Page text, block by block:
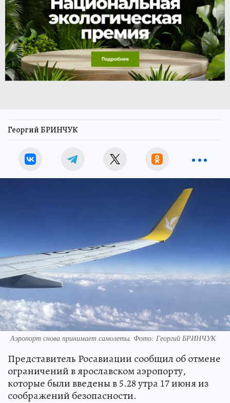
Георгий БРИНЧУК
Аэропорт снова принимает самолеты. Фото: Георгий БРИНЧУК
Представитель Росавиации сообщил об отмене
ограничений в ярославском аэропорту,
которые были введены в 5.28 утра 17 июня из
соображений безопасности.